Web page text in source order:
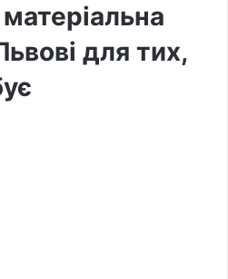
для тих,